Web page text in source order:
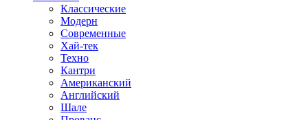
Классические
Модерн
Современные
Хай-тек
Техно
Кантри
Американский
Английский
Шале